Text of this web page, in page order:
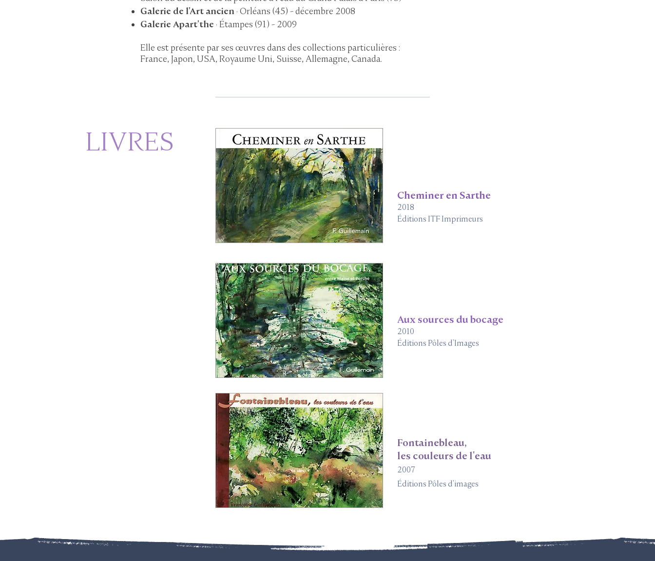
Galerie de l'Art ancien · Orléans (45) - décembre 2008
Galerie Apart'the · Étampes (91) - 2009
Elle est présente par ses œuvres dans des collections particulières :
France, Japon, USA, Royaume Uni, Suisse, Allemagne, Canada.
LIVRES
Cheminer en Sarthe
2018
Éditions ITF Imprimeurs
Aux sources du bocage
2010
Éditions Pôles d'Images
Fontainebleau,
les couleurs de l'eau
2007
Éditions Pôles d'images